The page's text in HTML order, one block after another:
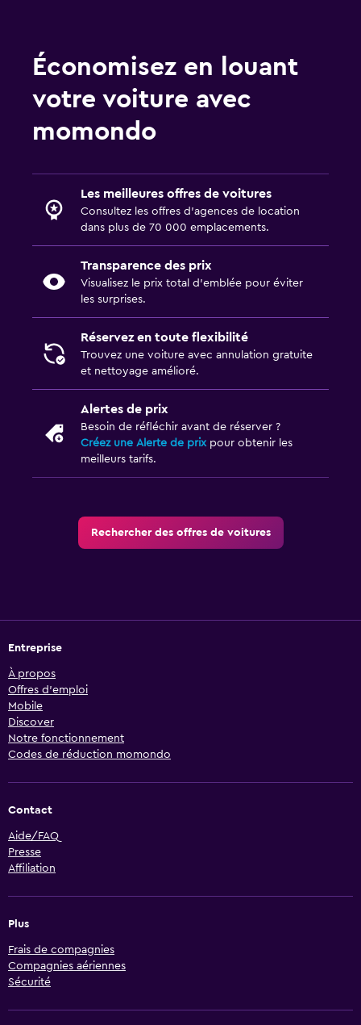
Économisez en louant
votre voiture avec
momondo
Les meilleures offres de voitures
Consultez les offres d’agences de location
dans plus de 70 000 emplacements.
Transparence des prix
Visualisez le prix total d’emblée pour éviter
les surprises.
Réservez en toute flexibilité
Trouvez une voiture avec annulation gratuite
et nettoyage amélioré.
Alertes de prix
Besoin de réfléchir avant de réserver ?
Créez une Alerte de prixpour obtenir les
meilleurs tarifs.
Rechercher des offres de voitures
Entreprise
À propos
Offres d’emploi
Mobile
Discover
Notre fonctionnement
Codes de réduction momondo
Contact
Aide/FAQ
Presse
Affiliation
Plus
Frais de compagnies
Compagnies aériennes
Sécurité